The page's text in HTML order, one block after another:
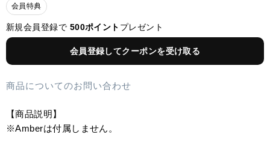
会員特典
新規会員登録で 500ポイント プレゼント
会員登録してクーポンを受け取る
商品についてのお問い合わせ
【商品説明】
※Amberは付属しません。